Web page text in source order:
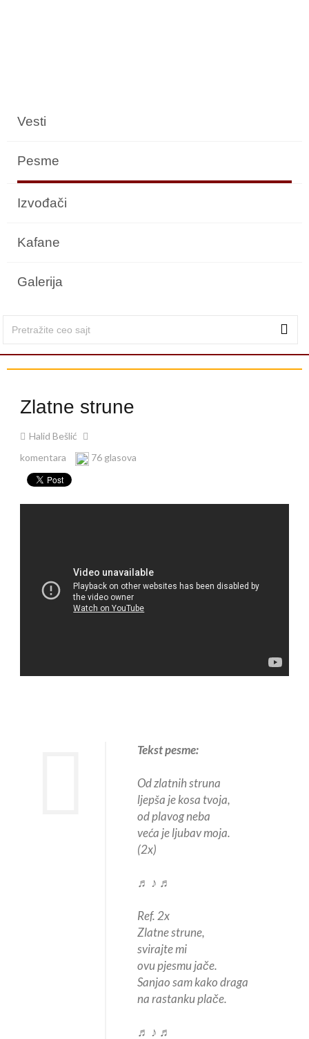
Vesti
Pesme
Izvođači
Kafane
Galerija
Zlatne strune
Halid Bešlić
komentara
76 glasova
Tekst pesme:
Od zlatnih struna
ljepša je kosa tvoja,
od plavog neba
veća je ljubav moja.
(2x)
♬ ♪ ♬
Ref. 2x
Zlatne strune,
svirajte mi
ovu pjesmu jače.
Sanjao sam kako draga
na rastanku plače.
♬ ♪ ♬